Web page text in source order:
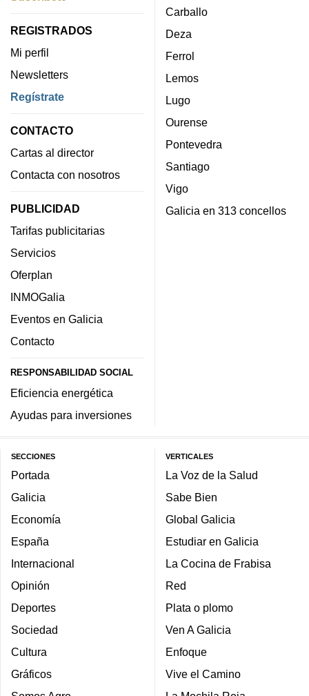
REGISTRADOS
Mi perfil
Newsletters
Regístrate
CONTACTO
Cartas al director
Contacta con nosotros
PUBLICIDAD
Tarifas publicitarias
Servicios
Oferplan
INMOGalia
Eventos en Galicia
Contacto
RESPONSABILIDAD SOCIAL
Eficiencia energética
Ayudas para inversiones
Carballo
Deza
Ferrol
Lemos
Lugo
Ourense
Pontevedra
Santiago
Vigo
Galicia en 313 concellos
SECCIONES
Portada
Galicia
Economía
España
Internacional
Opinión
Deportes
Sociedad
Cultura
Gráficos
VERTICALES
La Voz de la Salud
Sabe Bien
Global Galicia
Estudiar en Galicia
La Cocina de Frabisa
Red
Plata o plomo
Ven A Galicia
Enfoque
Vive el Camino